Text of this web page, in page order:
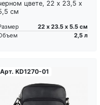
цвете, 22 х 23,5 х
см
22 х 23.5 х 5.5 см
2,5 л
Арт. KD1270-01